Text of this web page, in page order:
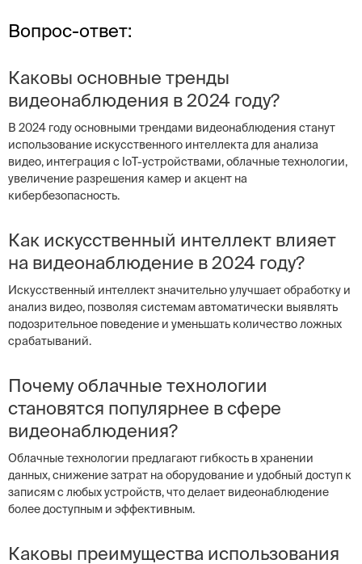
Вопрос-ответ:
Каковы основные тренды
видеонаблюдения в 2024 году?
В 2024 году основными трендами видеонаблюдения станут
использование искусственного интеллекта для анализа
видео, интеграция с IoT-устройствами, облачные технологии,
увеличение разрешения камер и акцент на
кибербезопасность.
Как искусственный интеллект влияет
на видеонаблюдение в 2024 году?
Искусственный интеллект значительно улучшает обработку и
анализ видео, позволяя системам автоматически выявлять
подозрительное поведение и уменьшать количество ложных
срабатываний.
Почему облачные технологии
становятся популярнее в сфере
видеонаблюдения?
Облачные технологии предлагают гибкость в хранении
данных, снижение затрат на оборудование и удобный доступ к
записям с любых устройств, что делает видеонаблюдение
более доступным и эффективным.
Каковы преимущества использования